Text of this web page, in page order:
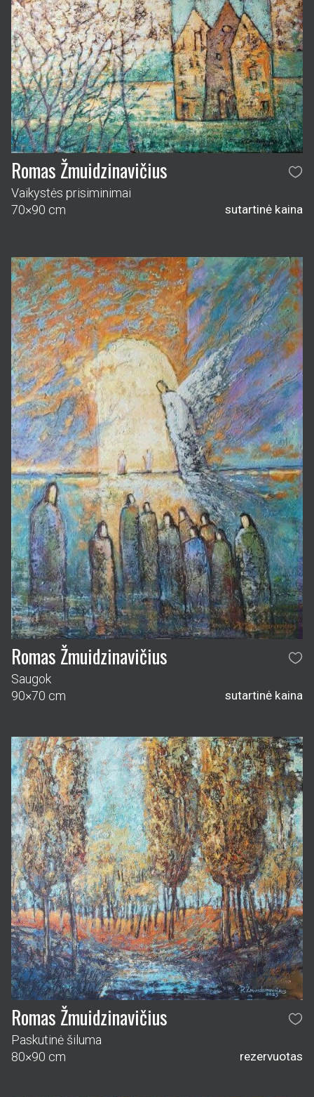
Romas Žmuidzinavičius
Vaikystės prisiminimai
70×90 cm
sutartinė kaina
Romas Žmuidzinavičius
Saugok
90×70 cm
sutartinė kaina
Romas Žmuidzinavičius
Paskutinė šiluma
80×90 cm
rezervuotas